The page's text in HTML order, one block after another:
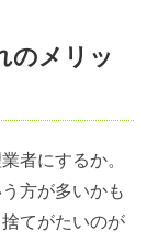
のメリッ
者にするか。
方が多いかも
てがたいのが